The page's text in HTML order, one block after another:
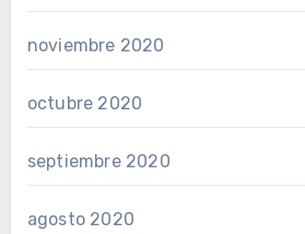
noviembre 2020
octubre 2020
septiembre 2020
agosto 2020